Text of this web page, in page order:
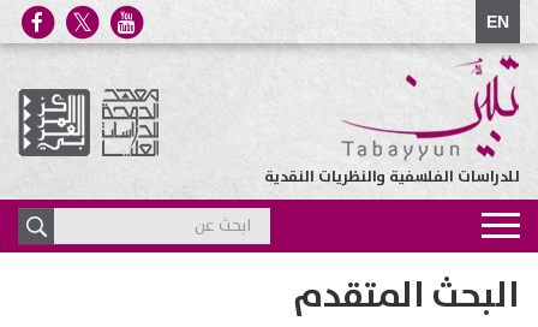
EN
للدراسات الفلسفية والنظريات النقدية
Toggle
navigation
البحث المتقدم